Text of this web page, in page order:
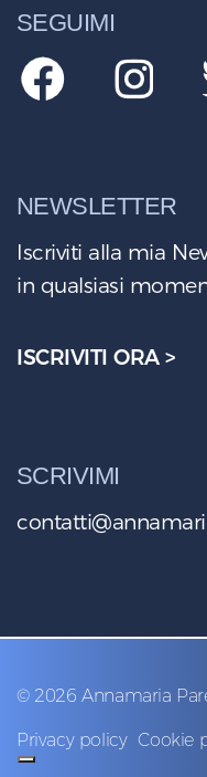
SEGUIMI
NEWSLETTER
Iscriviti alla mia
in qualsiasi
ISCRIVITI ORA >
SCRIVIMI
© 2026 Annamaria
Privacy policy Cookie